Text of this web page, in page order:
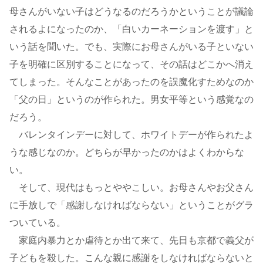
母さんがいない子はどうなるのだろうかということが議論
されるよになったのか、「白いカーネーションを渡す」と
いう話を聞いた。でも、実際にお母さんがいる子といない
子を明確に区別することになって、その話はどこかへ消え
てしまった。そんなことがあったのを誤魔化すためなのか
「父の日」というのが作られた。男女平等という感覚なの
だろう。
バレンタインデーに対して、ホワイトデーが作られたよ
うな感じなのか。どちらが早かったのかはよくわからな
い。
そして、現代はもっとややこしい。お母さんやお父さん
に手放しで「感謝しなければならない」ということがグラ
ついている。
家庭内暴力とか虐待とか出て来て、先日も京都で義父が
子どもを殺した。こんな親に感謝をしなければならないと